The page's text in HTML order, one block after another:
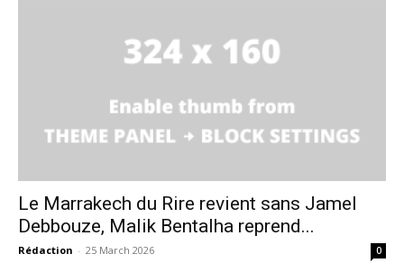
Le Marrakech du Rire revient sans Jamel
Debbouze, Malik Bentalha reprend...
Rédaction - 25 March 2026 0